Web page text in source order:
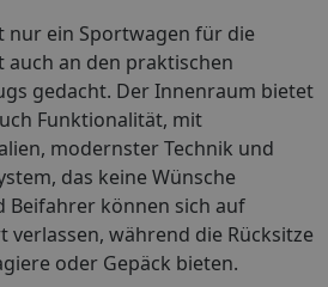
nur ein Sportwagen für die
auch an den praktischen
gedacht. Der Innenraum bietet
Funktionalität, mit
modernster Technik und
das keine Wünsche
Beifahrer können sich auf
während die Rücksitze
oder Gepäck bieten.